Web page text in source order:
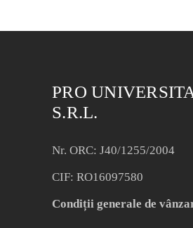
PRO
S.R.L.
Nr. ORC: J40/1255/2004
CIF: RO16097580
Condiții generale de